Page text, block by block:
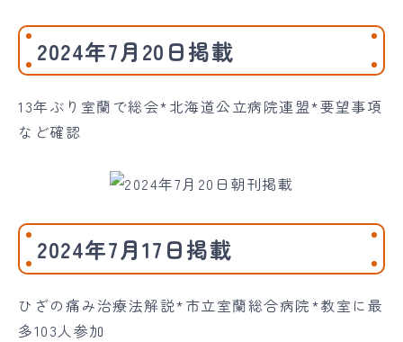
2024年7月20日掲載
13年ぶり室蘭で総会*北海道公立病院連盟*要望事項
など確認
2024年7月17日掲載
ひざの痛み治療法解説*市立室蘭総合病院*教室に最
多103人参加